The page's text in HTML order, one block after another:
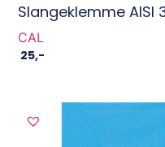
Slangeklemme AISI
CAL
25,-